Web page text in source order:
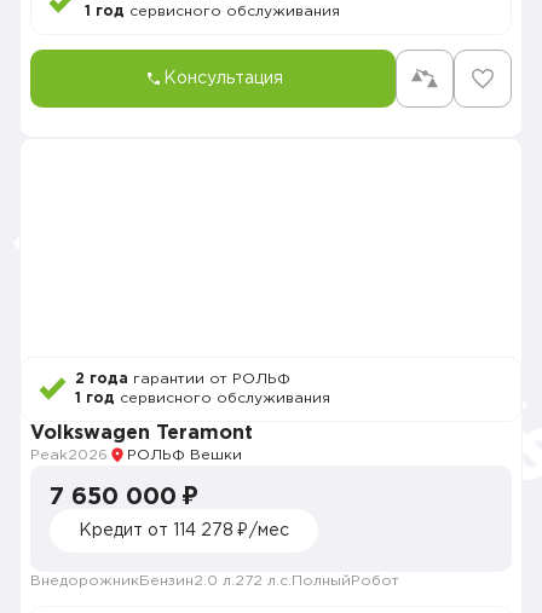
1 год сервисного обслуживания
Консультация
2 года гарантии от РОЛЬФ
1 год сервисного обслуживания
Volkswagen Teramont
Peak2026 РОЛЬФ Вешки
7 650 000 ₽
Кредит от 114 278 ₽/мес
Внедорожник Бензин2.0 л. 272 л.с. Полный Робот